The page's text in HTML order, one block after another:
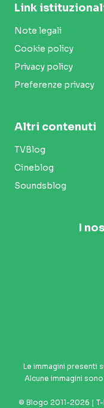
Link
Note legali
Cookie policy
Privacy policy
Preferenze privacy
Altri contenuti
TVBlog
Cineblog
Soundsblog
I
Le immagini presenti
Alcune immagini
© Blogo 2011-2026 |